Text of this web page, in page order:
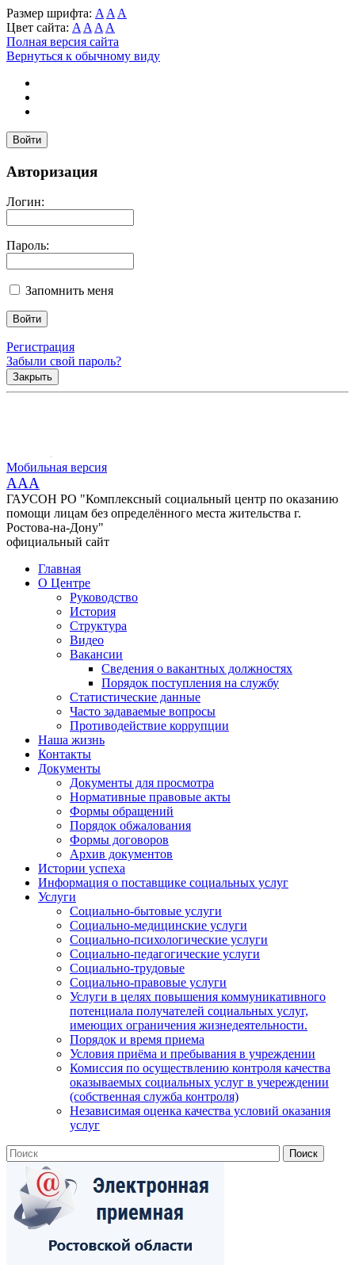
Размер шрифта: A A A
Цвет сайта: A A A A
Полная версия сайта
Вернуться к обычному виду
Войти
Авторизация
Логин:
Пароль:
Запомнить меня
Регистрация
Забыли свой пароль?
Закрыть
Мобильная версия
AAA
ГАУСОН РО "Комплексный социальный центр по оказанию
помощи лицам без определённого места жительства г.
Ростова-на-Дону"
официальный сайт
Главная
О Центре
Руководство
История
Структура
Видео
Вакансии
Сведения о вакантных должностях
Порядок поступления на службу
Статистические данные
Часто задаваемые вопросы
Противодействие коррупции
Наша жизнь
Контакты
Документы
Документы для просмотра
Нормативные правовые акты
Формы обращений
Порядок обжалования
Формы договоров
Архив документов
Истории успеха
Информация о поставщике социальных услуг
Услуги
Социально-бытовые услуги
Социально-медицинские услуги
Социально-психологические услуги
Социально-педагогические услуги
Социально-трудовые
Социально-правовые услуги
Услуги в целях повышения коммуникативного
потенциала получателей социальных услуг,
имеющих ограничения жизнедеятельности.
Порядок и время приема
Условия приёма и пребывания в учреждении
Комиссия по осуществлению контроля качества
оказываемых социальных услуг в учереждении
(собственная служба контроля)
Независимая оценка качества условий оказания
услуг